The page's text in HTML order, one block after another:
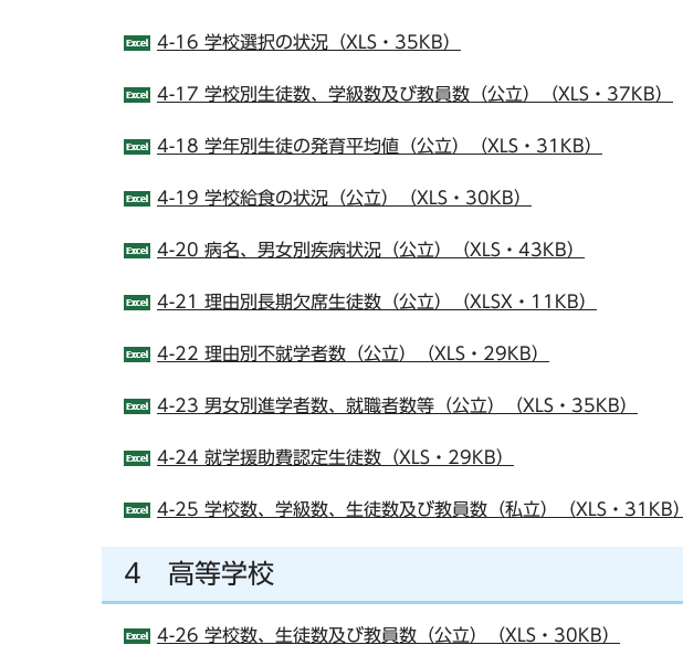
4-16 学校選択の状況（XLS・35KB）
4-17 学校別生徒数、学級数及び教員数（公立）（XLS・37KB）
4-18 学年別生徒の発育平均値（公立）（XLS・31KB）
4-19 学校給食の状況（公立）（XLS・30KB）
4-20 病名、男女別疾病状況（公立）（XLS・43KB）
4-21 理由別長期欠席生徒数（公立）（XLSX・11KB）
4-22 理由別不就学者数（公立）（XLS・29KB）
4-23 男女別進学者数、就職者数等（公立）（XLS・35KB）
4-24 就学援助費認定生徒数（XLS・29KB）
4-25 学校数、学級数、生徒数及び教員数（私立）（XLS・31KB）
4 高等学校
4-26 学校数、生徒数及び教員数（公立）（XLS・30KB）